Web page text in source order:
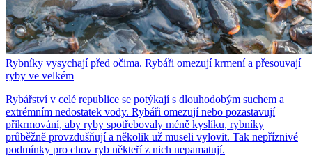
Rybníky vysychají před očima. Rybáři omezují krmení a přesouvají
ryby ve velkém
Rybářství v celé republice se potýkají s dlouhodobým suchem a
extrémním nedostatek vody. Rybáři omezují nebo pozastavují
přikrmování, aby ryby spotřebovaly méně kyslíku, rybníky
průběžně provzdušňují a několik už museli vylovit. Tak nepříznivé
podmínky pro chov ryb někteří z nich nepamatují.